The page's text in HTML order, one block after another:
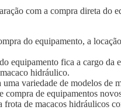
com a compra direta do
do equipamento, a
equipamento fica a cargo da
hidráulico.
variedade de modelos de
compra de equipamentos
de macacos hidráulicos